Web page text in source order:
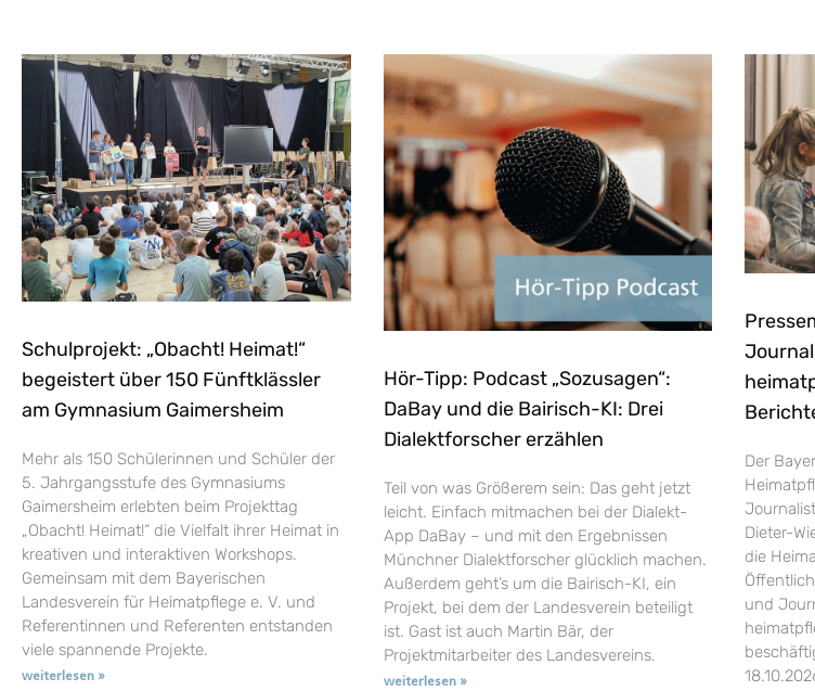
Schulprojekt: „Obacht! Heimat!“
begeistert über 150 Fünftklässler
am Gymnasium Gaimersheim
Mehr als 150 Schülerinnen und Schüler der
5. Jahrgangsstufe des Gymnasiums
Gaimersheim erlebten beim Projekttag
„Obacht! Heimat!“ die Vielfalt ihrer Heimat in
kreativen und interaktiven Workshops.
Gemeinsam mit dem Bayerischen
Landesverein für Heimatpflege e. V. und
Referentinnen und Referenten entstanden
viele spannende Projekte.
weiterlesen »
Hör-Tipp: Podcast „Sozusagen“:
DaBay und die Bairisch-KI: Drei
Dialektforscher erzählen
Teil von was Größerem sein: Das geht jetzt
leicht. Einfach mitmachen bei der Dialekt-
App DaBay – und mit den Ergebnissen
Münchner Dialektforscher glücklich machen.
Außerdem geht’s um die Bairisch-KI, ein
Projekt, bei dem der Landesverein beteiligt
ist. Gast ist auch Martin Bär, der
Projektmitarbeiter des Landesvereins.
weiterlesen »
Der
Dieter-
die
und